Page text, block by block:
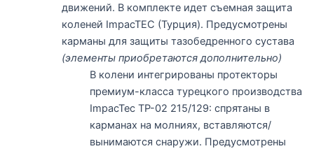
движений. В комплекте идет съемная защита
коленей ImpacTEC (Турция). Предусмотрены
карманы для защиты тазобедренного сустава
(элементы приобретаются дополнительно)
В колени интегрированы протекторы
премиум-класса турецкого производства
ImpacTec TP-02 215/129: спрятаны в
карманах на молниях, вставляются/
вынимаются снаружи. Предусмотрены